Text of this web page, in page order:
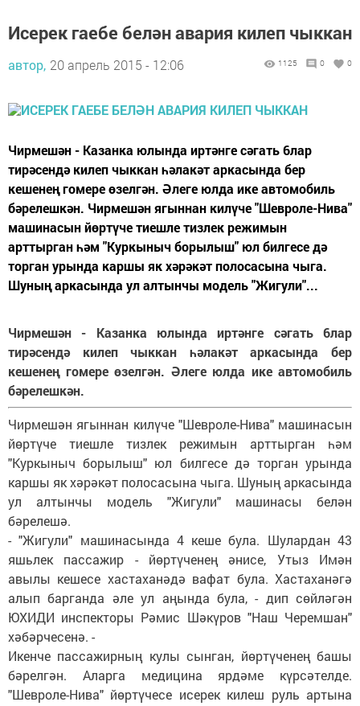
Исерек гаебе белән авария килеп чыккан
автор, 20 апрель 2015 - 12:06 1125 0 0
Чирмешән - Казанка юлында иртәнге сәгать 6лар
тирәсендә килеп чыккан һәлакәт аркасында бер
кешенең гомере өзелгән. Әлеге юлда ике автомобиль
бәрелешкән. Чирмешән ягыннан килүче "Шевроле-Нива"
машинасын йөртүче тиешле тизлек режимын
арттырган һәм "Куркыныч борылыш" юл билгесе дә
торган урында каршы як хәрәкәт полосасына чыга.
Шуның аркасында ул алтынчы модель "Жигули"...
Чирмешән - Казанка юлында иртәнге сәгать 6лар
тирәсендә килеп чыккан һәлакәт аркасында бер
кешенең гомере өзелгән. Әлеге юлда ике автомобиль
бәрелешкән.
Чирмешән ягыннан килүче "Шевроле-Нива" машинасын
йөртүче тиешле тизлек режимын арттырган һәм
"Куркыныч борылыш" юл билгесе дә торган урында
каршы як хәрәкәт полосасына чыга. Шуның аркасында
ул алтынчы модель "Жигули" машинасы белән
бәрелешә.
- "Жигули" машинасында 4 кеше була. Шулардан 43
яшьлек пассажир - йөртүченең әнисе, Утыз Имән
авылы кешесе хастаханәдә вафат була. Хастаханәгә
алып барганда әле ул аңында була, - дип сөйләгән
ЮХИДИ инспекторы Рәмис Шәкүров "Наш Черемшан"
хәбәрчесенә. -
Икенче пассажирның кулы сынган, йөртүченең башы
бәрелгән. Аларга медицина ярдәме күрсәтелде.
"Шевроле-Нива" йөртүчесе исерек килеш руль артына